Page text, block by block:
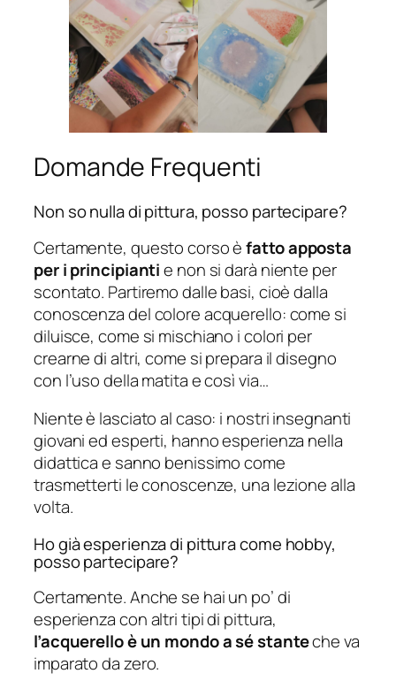
Domande Frequenti
Non so nulla di pittura, posso partecipare?
Certamente, questo corso èfatto apposta
per i principiantie non si darà niente per
scontato. Partiremo dalle basi, cioè dalla
conoscenza del colore acquerello: come si
diluisce, come si mischiano i colori per
crearne di altri, come si prepara il disegno
con l’uso della matita e così via…
Niente è lasciato al caso: i nostri insegnanti
giovani ed esperti, hanno esperienza nella
didattica e sanno benissimo come
trasmetterti le conoscenze, una lezione alla
volta.
Ho già esperienza di pittura come hobby,
posso partecipare?
Certamente. Anche se hai un po’ di
esperienza con altri tipi di pittura,
l’acquerello è un mondo a sé stanteche va
imparato da zero.